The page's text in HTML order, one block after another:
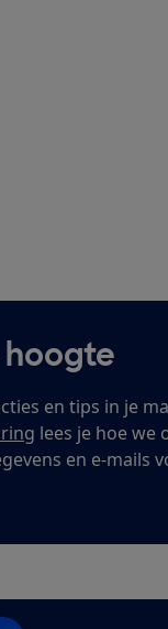
en tips in je
lees je hoe we
en e-mails